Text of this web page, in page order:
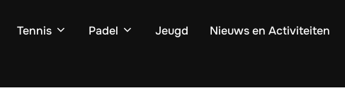
Tennis Padel Jeugd Nieuws en Activiteiten